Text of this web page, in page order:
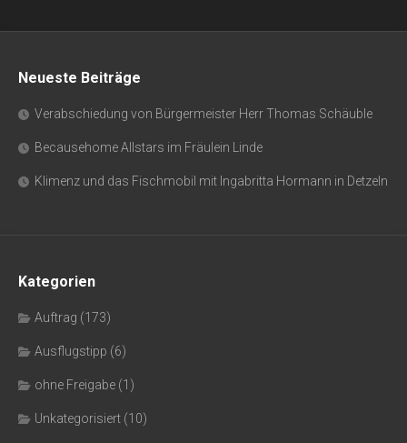
Neueste Beiträge
Verabschiedung von Bürgermeister Herr Thomas Schäuble
Becausehome Allstars im Fräulein Linde
Klimenz und das Fischmobil mit Ingabritta Hormann in Detzeln
Kategorien
Auftrag (173)
Ausflugstipp (6)
ohne Freigabe (1)
Unkategorisiert (10)